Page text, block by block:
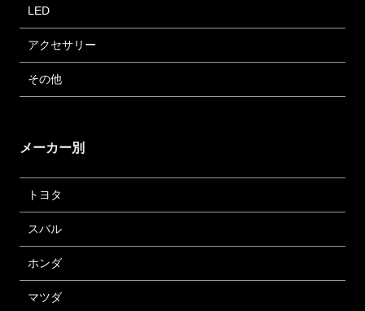
LED
アクセサリー
その他
メーカー別
トヨタ
スバル
ホンダ
マツダ